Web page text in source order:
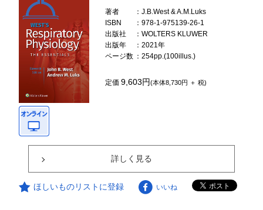
著者
：J.B.West & A.M.Luks
ISBN
：978-1-975139-26-1
出版社
：WOLTERS KLUWER
出版年
：2021年
ページ数 ：254pp.(100illus.)
定価9,603円(本体8,730円 ＋ 税)
詳しく見る
ほしいものリストに登録 いいね